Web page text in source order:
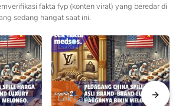
fakta fyp (konten viral) yang beredar di
sedang hangat saat ini.
Cek Fakta